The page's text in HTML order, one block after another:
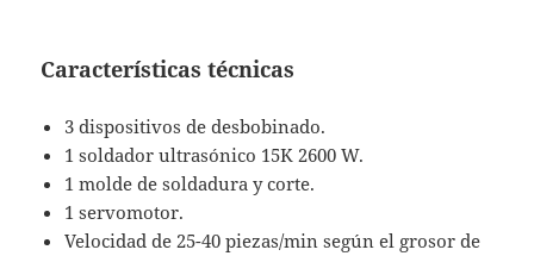
Características técnicas
3 dispositivos de desbobinado.
1 soldador ultrasónico 15K 2600 W.
1 molde de soldadura y corte.
1 servomotor.
Velocidad de 25-40 piezas/min según el grosor de